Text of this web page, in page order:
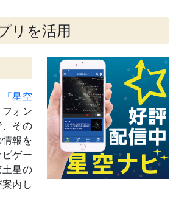
夕方～深夜
夕方～翌25日未明
この日を境に、天球上を西→東に動く
（順行する）ようになる
夕方～深夜
太陽から90度東に離れる（日の入りのこ
ろ南に見え、深夜に沈む）
日付は赤道座標系（黄道座標系では23
日）
リを活用
「星空
ォン
その
報を
ゲー
星の
内し